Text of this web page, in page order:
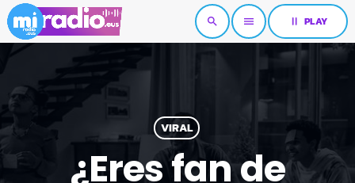
search menu pause PLAY
VIRAL
¿Eres fan de